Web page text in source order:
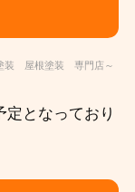
屋根塗装 専門店～
となっており